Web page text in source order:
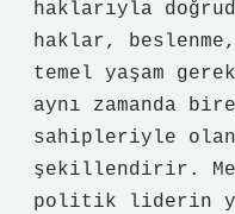
haklarıyla
haklar,
temel yaşam
aynı zamanda
sahipleriyle
şekillendirir.
politik liderin